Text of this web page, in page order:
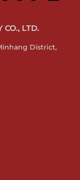
CO., LTD.
District,